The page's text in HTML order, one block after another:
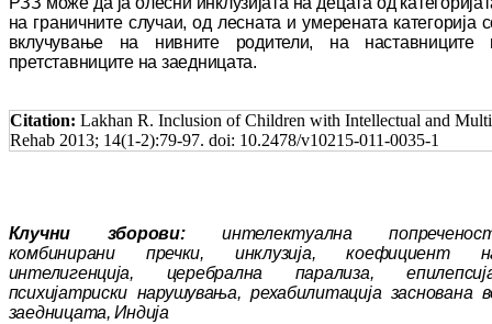
на граничните случаи, од лесната и умерената категорија
вклучување на нивните родители, на наставниците
претставниците на заедницата.
Citation: Lakhan R. Inclusion of Children with Intellectual and
Rehab 2013; 14(1-2):79-97. doi: 10.2478/v10215-011-0035-1
Клучни зборови:интелектуална попрече
комбинирани пречки, инклузија, коефициент
интелигенција, церебрална парализа, епил
психијатриски нарушувања, рехабилитација заснована
заедницата, Индија